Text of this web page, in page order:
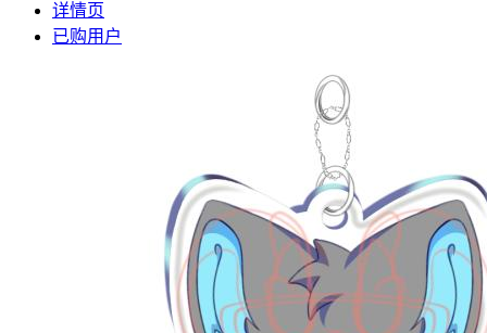
详情页
已购用户